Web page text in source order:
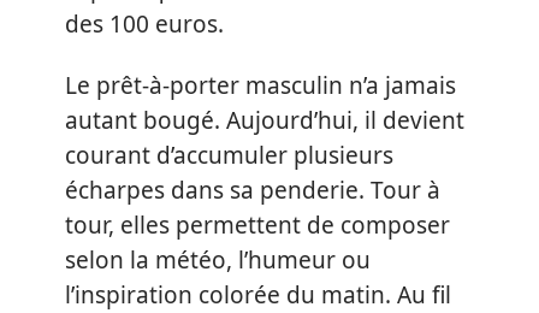
des 100 euros.
Le prêt-à-porter masculin n’a jamais
autant bougé. Aujourd’hui, il devient
courant d’accumuler plusieurs
écharpes dans sa penderie. Tour à
tour, elles permettent de composer
selon la météo, l’humeur ou
l’inspiration colorée du matin. Au fil